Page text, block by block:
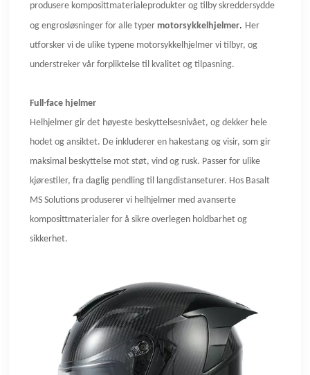
produsere komposittmaterialeprodukter og tilby skreddersydde
og engrosløsninger for alle typer motorsykkelhjelmer. Her
utforsker vi de ulike typene motorsykkelhjelmer vi tilbyr, og
understreker vår forpliktelse til kvalitet og tilpasning.
Full-face hjelmer
Helhjelmer gir det høyeste beskyttelsesnivået, og dekker hele
hodet og ansiktet. De inkluderer en hakestang og visir, som gir
maksimal beskyttelse mot støt, vind og rusk. Passer for ulike
kjørestiler, fra daglig pendling til langdistanseturer. Hos Basalt
MS Solutions produserer vi helhjelmer med avanserte
komposittmaterialer for å sikre overlegen holdbarhet og
sikkerhet.